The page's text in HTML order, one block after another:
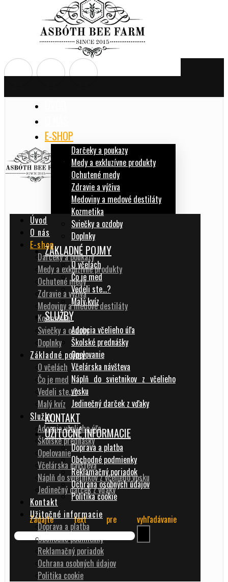
E-SHOP
Darčeky a poukazy
Medy a exkluzívne produkty
Ochutené medy
Zdravie a výživa
Medoviny a medové destiláty
Kozmetika
Sviečky a ozdoby
Doplnky
ZÁKLADNÉ POJMY
O včelách
Čo je med
Vedeli ste…?
Malý kvíz
SLUŽBY
Adopcia včelieho úľa
Školské prednášky
Opelovanie
Včelárska návšteva
Náplň do svietnikov z včelieho
vosku
Jedinečný darček z vďaky
KONTAKT
UŽITOČNÉ INFORMACIE
Doprava a platba
Obchodné podmienky
Reklamačný poriadok
Ochrana osobných údajov
Politika cookie
Zadajte text pre vyhľadávanie
Úvod
O nás
E-shop
Darčeky a poukazy
Medy a exkluzívne produkty
Ochutené medy
Zdravie a výživa
Medoviny a medové destiláty
Kozmetika
Sviečky a ozdoby
Doplnky
Základné pojmy
O včelách
Čo je med
Vedeli ste…?
Malý kvíz
Služby
Adopcia včelieho úľa
Školské prednášky
Opelovanie
Včelárska návšteva
Náplň do svietnikov z včelieho vosku
Jedinečný darček z vďaky
Kontakt
Užitočné informacie
Doprava a platba
Obchodné podmienky
Reklamačný poriadok
Ochrana osobných údajov
Politika cookie